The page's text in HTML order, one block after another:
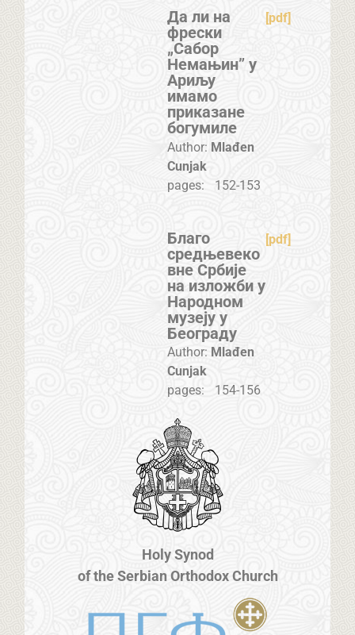
Да ли на
фрески
„Сабор
Немањин” у
Ариљу
имамо
приказане
богумиле
[pdf]
Author: Mlađen
Cunjak
pages:
152-153
Благо
средњевеко
вне Србије
на изложби у
Народном
музеју у
Београду
[pdf]
Author: Mlađen
Cunjak
pages:
154-156
Holy Synod
of the Serbian Orthodox Church